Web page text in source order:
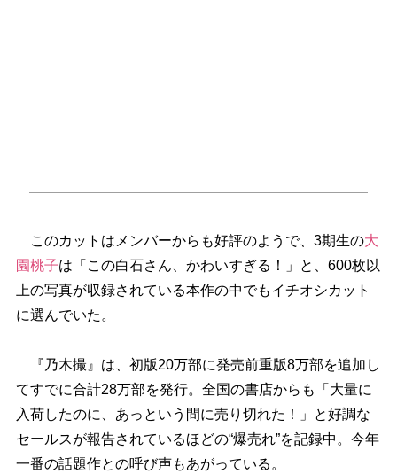
このカットはメンバーからも好評のようで、3期生の大
園桃子は「この白石さん、かわいすぎる！」と、600枚以
上の写真が収録されている本作の中でもイチオシカット
に選んでいた。
『乃木撮』は、初版20万部に発売前重版8万部を追加し
てすでに合計28万部を発行。全国の書店からも「大量に
入荷したのに、あっという間に売り切れた！」と好調な
セールスが報告されているほどの“爆売れ”を記録中。今年
一番の話題作との呼び声もあがっている。